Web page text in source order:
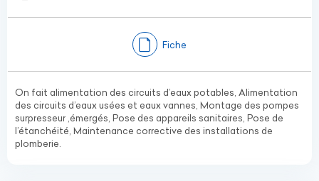
Fiche
On fait alimentation des circuits d’eaux potables, Alimentation
des circuits d’eaux usées et eaux vannes, Montage des pompes
surpresseur ,émergés, Pose des appareils sanitaires, Pose de
l’étanchéité, Maintenance corrective des installations de
plomberie.